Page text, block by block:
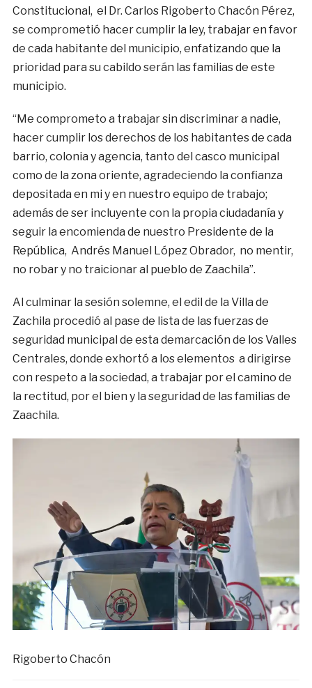
Constitucional, el Dr. Carlos Rigoberto Chacón Pérez,
se comprometió hacer cumplir la ley, trabajar en favor
de cada habitante del municipio, enfatizando que la
prioridad para su cabildo serán las familias de este
municipio.
“Me comprometo a trabajar sin discriminar a nadie,
hacer cumplir los derechos de los habitantes de cada
barrio, colonia y agencia, tanto del casco municipal
como de la zona oriente, agradeciendo la confianza
depositada en mi y en nuestro equipo de trabajo;
además de ser incluyente con la propia ciudadanía y
seguir la encomienda de nuestro Presidente de la
República, Andrés Manuel López Obrador, no mentir,
no robar y no traicionar al pueblo de Zaachila”.
Al culminar la sesión solemne, el edil de la Villa de
Zachila procedió al pase de lista de las fuerzas de
seguridad municipal de esta demarcación de los Valles
Centrales, donde exhortó a los elementos a dirigirse
con respeto a la sociedad, a trabajar por el camino de
la rectitud, por el bien y la seguridad de las familias de
Zaachila.
Rigoberto Chacón